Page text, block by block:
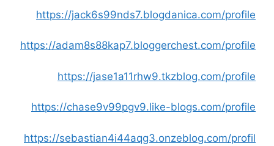
https://jack6s99nds7.blogdanica.com/profile
https://adam8s88kap7.bloggerchest.com/profile
https://jase1a11rhw9.tkzblog.com/profile
https://chase9v99pgv9.like-blogs.com/profile
https://sebastian4i44aqg3.onzeblog.com/profil